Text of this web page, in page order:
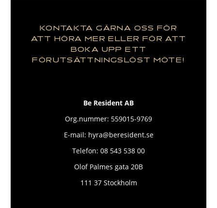
KONTAKTA GÄRNA OSS FÖR
ATT HÖRA MER ELLER FÖR ATT
BOKA UPP ETT
FÖRUTSÄTTNINGSLÖST MÖTE!
Be Resident AB
Org.nummer: 559015-9769
E-mail: hyra@beresident.se
Telefon: 08 543 538 00
Olof Palmes gata 20B
111 37 Stockholm